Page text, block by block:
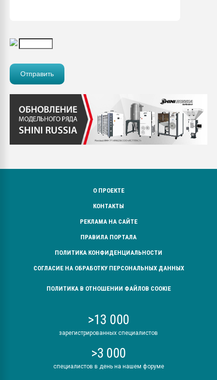
О ПРОЕКТЕ
КОНТАКТЫ
РЕКЛАМА НА САЙТЕ
ПРАВИЛА ПОРТАЛА
ПОЛИТИКА КОНФИДЕНЦИАЛЬНОСТИ
СОГЛАСИЕ НА ОБРАБОТКУ ПЕРСОНАЛЬНЫХ ДАННЫХ
ПОЛИТИКА В ОТНОШЕНИИ ФАЙЛОВ COOKIE
>13 000
зарегистрированных специалистов
>3 000
специалистов в день на нашем форуме